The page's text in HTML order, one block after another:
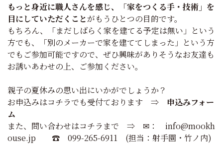
もっと身近に職人さんを感じ、「家をつくる手・技術」を
目にしていただくことがもうひとつの目的です。
もちろん、「まだしばらく家を建てる予定は無い」という
方でも、「別のメーカーで家を建ててしまった」という方
でもご参加可能ですので、ぜひ興味がありそうなお友達も
お誘いあわせの上、ご参加ください。
親子の夏休みの思い出にいかがでしょうか？
お申込みはコチラでも受付ております ⇒ 申込みフォー
ム
また、問い合わせはコチラまで ⇒ ✉： info@mookh
ouse.jp ☎ 099-265-6911 (担当：射手園・竹ノ内)